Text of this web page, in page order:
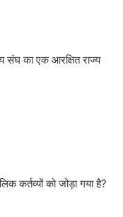
संघ का एक आरक्षित राज्य
कर्तव्यों को जोड़ा गया है?